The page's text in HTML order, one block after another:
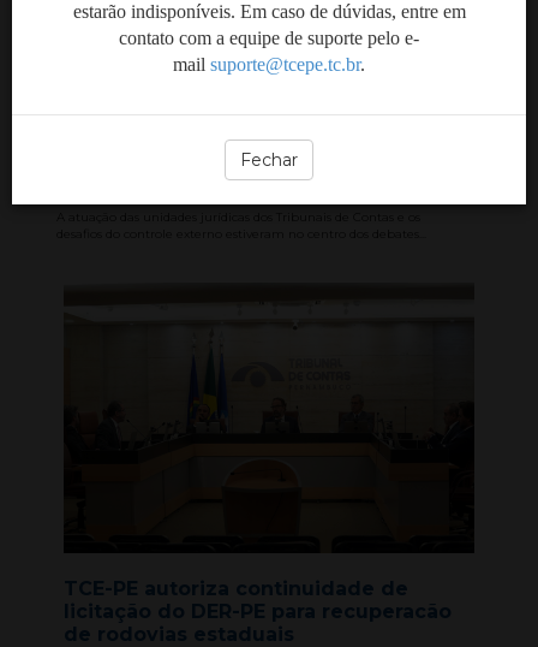
Encontro reúne áreas
jurídicas dos Tribunais de
Contas para discutir
desafios do controle
TCE-PE autoriza continuidade de
licitação do DER-PE para recuperacão
de rodovias estaduais
estarão indisponíveis. Em caso de dúvidas, entre em
contato com a equipe de suporte pelo e-
mail suporte@tcepe.tc.br.
Fechar